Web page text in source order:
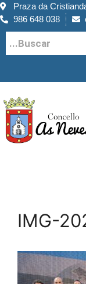
Praza da
986 648 038
IMG-